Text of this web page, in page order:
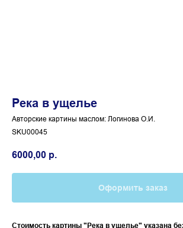
Река в ущелье
Авторские картины маслом: Логинова О.И.
SKU00045
6000,00 р.
Оформить заказ
Стоимость картины "Река в ущелье" указана